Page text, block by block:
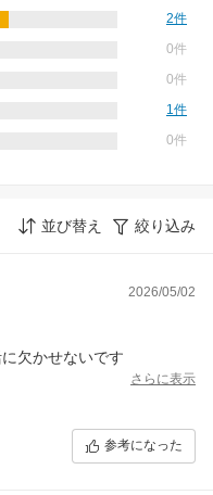
2件
0件
0件
1件
0件
並び替え 絞り込み
2026/05/02
欠かせないです
さらに表示
参考になった